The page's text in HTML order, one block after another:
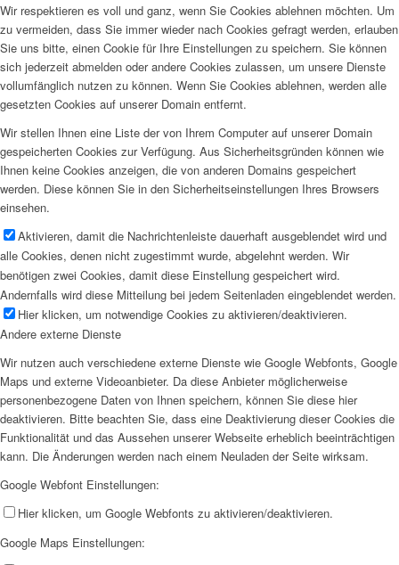
Wir respektieren es voll und ganz, wenn Sie Cookies ablehnen möchten. Um
zu vermeiden, dass Sie immer wieder nach Cookies gefragt werden, erlauben
Sie uns bitte, einen Cookie für Ihre Einstellungen zu speichern. Sie können
sich jederzeit abmelden oder andere Cookies zulassen, um unsere Dienste
vollumfänglich nutzen zu können. Wenn Sie Cookies ablehnen, werden alle
gesetzten Cookies auf unserer Domain entfernt.
Wir stellen Ihnen eine Liste der von Ihrem Computer auf unserer Domain
gespeicherten Cookies zur Verfügung. Aus Sicherheitsgründen können wie
Ihnen keine Cookies anzeigen, die von anderen Domains gespeichert
werden. Diese können Sie in den Sicherheitseinstellungen Ihres Browsers
einsehen.
Aktivieren, damit die Nachrichtenleiste dauerhaft ausgeblendet wird und
alle Cookies, denen nicht zugestimmt wurde, abgelehnt werden. Wir
benötigen zwei Cookies, damit diese Einstellung gespeichert wird.
Andernfalls wird diese Mitteilung bei jedem Seitenladen eingeblendet werden.
Hier klicken, um notwendige Cookies zu aktivieren/deaktivieren.
Andere externe Dienste
Wir nutzen auch verschiedene externe Dienste wie Google Webfonts, Google
Maps und externe Videoanbieter. Da diese Anbieter möglicherweise
personenbezogene Daten von Ihnen speichern, können Sie diese hier
deaktivieren. Bitte beachten Sie, dass eine Deaktivierung dieser Cookies die
Funktionalität und das Aussehen unserer Webseite erheblich beeinträchtigen
kann. Die Änderungen werden nach einem Neuladen der Seite wirksam.
Google Webfont Einstellungen:
Hier klicken, um Google Webfonts zu aktivieren/deaktivieren.
Google Maps Einstellungen: